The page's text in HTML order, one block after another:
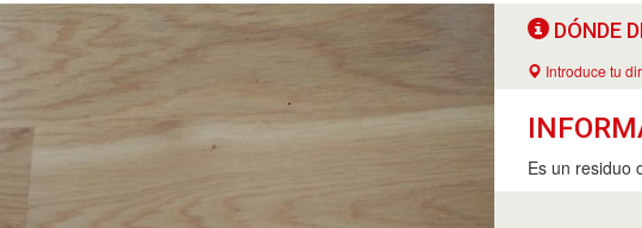
DÓNDE
Introduce tu
Es un residuo